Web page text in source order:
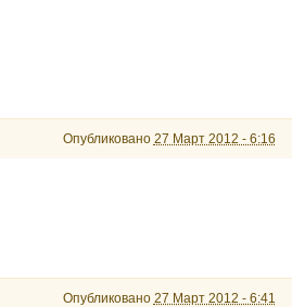
Опубликовано 27 Март 2012 - 6:16
Опубликовано 27 Март 2012 - 6:41